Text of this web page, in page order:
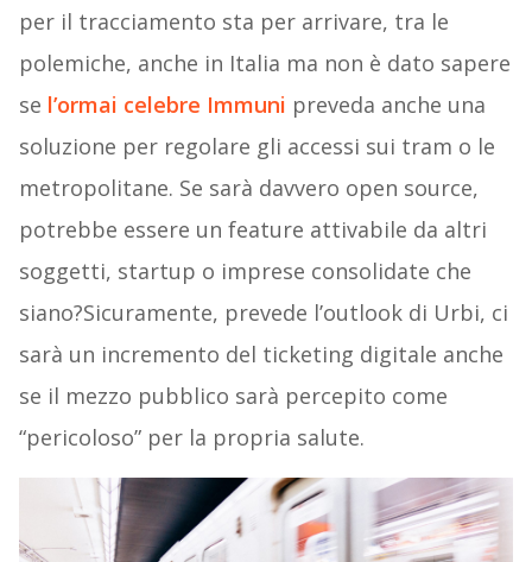
per il tracciamento sta per arrivare, tra le
polemiche, anche in Italia ma non è dato sapere
se l’ormai celebre Immuni preveda anche una
soluzione per regolare gli accessi sui tram o le
metropolitane. Se sarà davvero open source,
potrebbe essere un feature attivabile da altri
soggetti, startup o imprese consolidate che
siano?Sicuramente, prevede l’outlook di Urbi, ci
sarà un incremento del ticketing digitale anche
se il mezzo pubblico sarà percepito come
“pericoloso” per la propria salute.